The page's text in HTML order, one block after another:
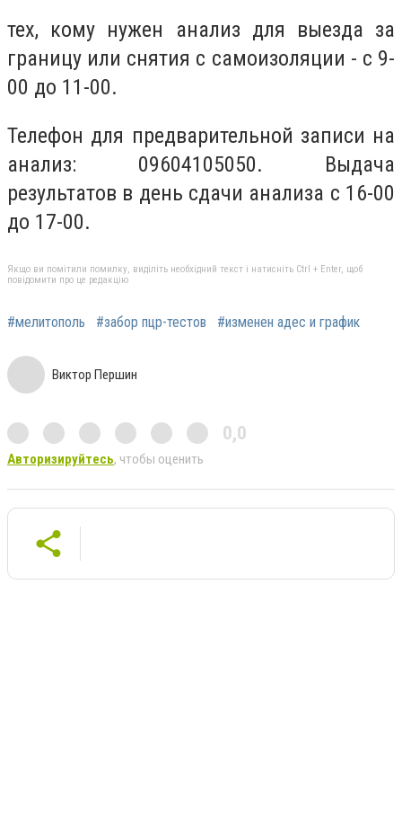
тех, кому нужен анализ для выезда за
границу или снятия с самоизоляции - с 9-
00 до 11-00.
Телефон для предварительной записи на
анализ: 09604105050. Выдача
результатов в день сдачи анализа с 16-00
до 17-00.
Якщо ви помітили помилку, виділіть необхідний текст і натисніть Ctrl + Enter, щоб
повідомити про це редакцію
#мелитополь #забор пцр-тестов #изменен адес и график
Виктор Першин
0,0
Авторизируйтесь, чтобы оценить